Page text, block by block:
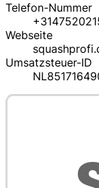
Telefon-Nummer
Webseite
Umsatzsteuer-ID